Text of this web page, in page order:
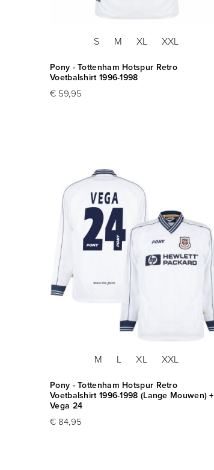
S M XL XXL
Pony - Tottenham Hotspur Retro
Voetbalshirt 1996-1998
€ 59,95
M L XL XXL
Pony - Tottenham Hotspur Retro
Voetbalshirt 1996-1998 (Lange Mouwen) +
Vega 24
€ 84,95